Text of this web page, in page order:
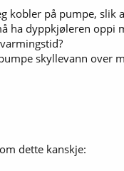
kobler på pumpe, slik
ha dyppkjøleren oppi
skyllevann over
dette kanskje: